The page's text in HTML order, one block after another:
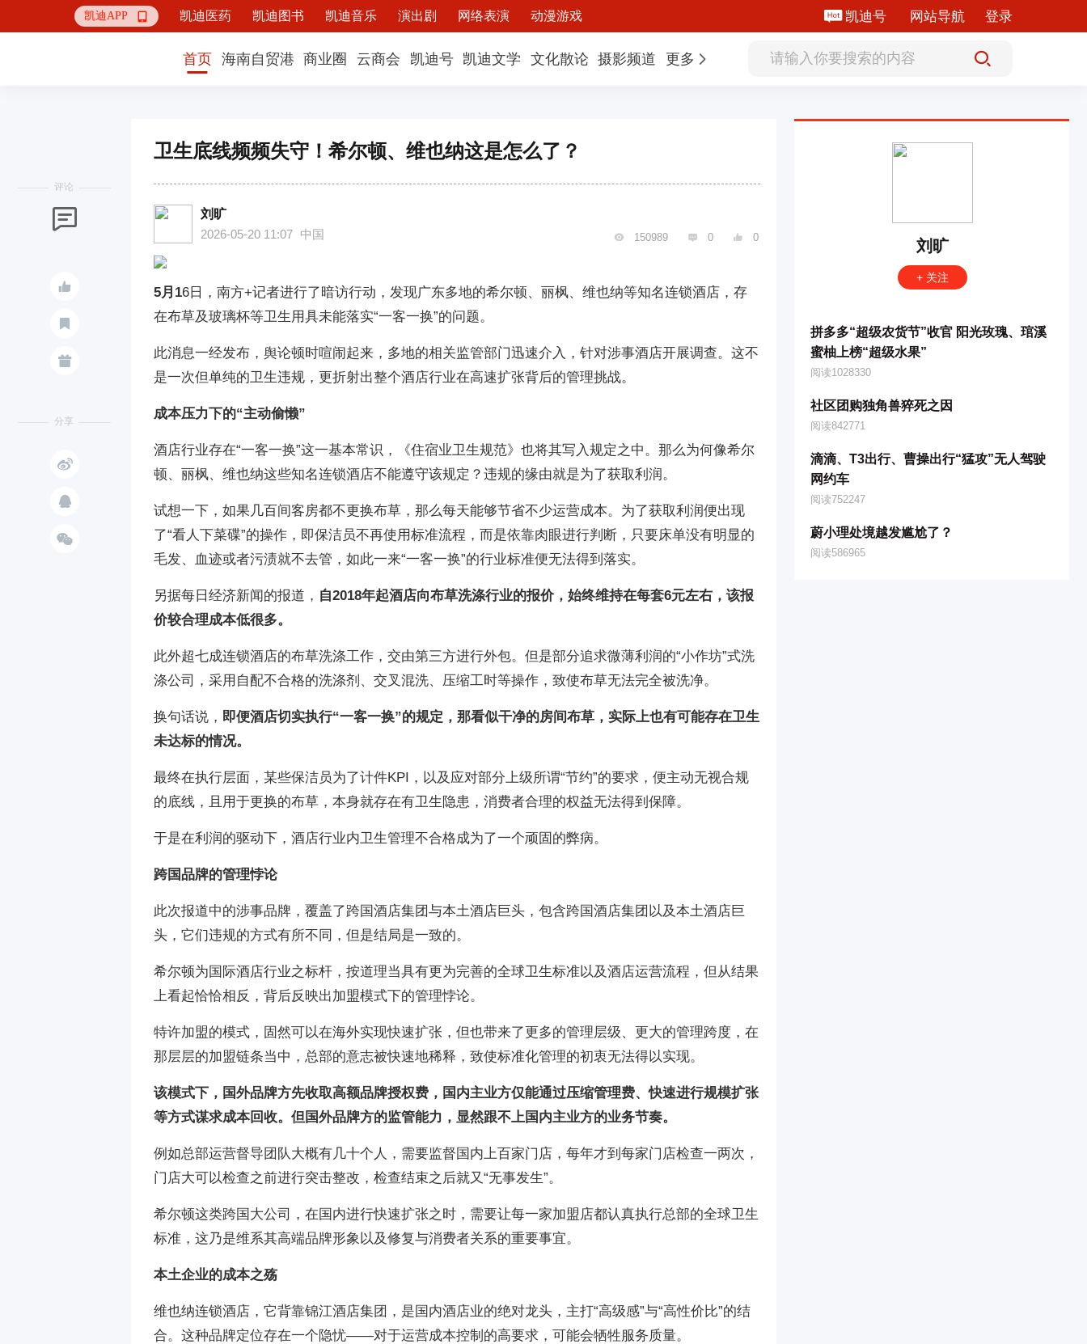
凯迪APP  凯迪医药 凯迪图书 凯迪音乐 演出剧 网络表演 动漫游戏 凯迪号 网站导航 登录
首页 海南自贸港 商业圈 云商会 凯迪号 凯迪文学 文化散论 摄影频道 更多
评论



分享



卫生底线频频失守！希尔顿、维也纳这是怎么了？
刘旷
2026-05-20 11:07 中国  150989  0  0
5月16日，南方+记者进行了暗访行动，发现广东多地的希尔顿、丽枫、维也纳等知名连锁酒店，存
在布草及玻璃杯等卫生用具未能落实“一客一换”的问题。
此消息一经发布，舆论顿时喧闹起来，多地的相关监管部门迅速介入，针对涉事酒店开展调查。这不
是一次但单纯的卫生违规，更折射出整个酒店行业在高速扩张背后的管理挑战。
成本压力下的“主动偷懒”
酒店行业存在“一客一换”这一基本常识，《住宿业卫生规范》也将其写入规定之中。那么为何像希尔
顿、丽枫、维也纳这些知名连锁酒店不能遵守该规定？违规的缘由就是为了获取利润。
试想一下，如果几百间客房都不更换布草，那么每天能够节省不少运营成本。为了获取利润便出现
了“看人下菜碟”的操作，即保洁员不再使用标准流程，而是依靠肉眼进行判断，只要床单没有明显的
毛发、血迹或者污渍就不去管，如此一来“一客一换”的行业标准便无法得到落实。
另据每日经济新闻的报道， 自2018年起酒店向布草洗涤行业的报价，始终维持在每套6元左右，该报
价较合理成本低很多。
此外超七成连锁酒店的布草洗涤工作，交由第三方进行外包。但是部分追求微薄利润的“小作坊”式洗
涤公司，采用自配不合格的洗涤剂、交叉混洗、压缩工时等操作，致使布草无法完全被洗净。
换句话说， 即便酒店切实执行“一客一换”的规定，那看似干净的房间布草，实际上也有可能存在卫生
未达标的情况。
最终在执行层面，某些保洁员为了计件KPI，以及应对部分上级所谓“节约”的要求，便主动无视合规
的底线，且用于更换的布草，本身就存在有卫生隐患，消费者合理的权益无法得到保障。
于是在利润的驱动下，酒店行业内卫生管理不合格成为了一个顽固的弊病。
跨国品牌的管理悖论
此次报道中的涉事品牌，覆盖了跨国酒店集团与本土酒店巨头，包含跨国酒店集团以及本土酒店巨
头，它们违规的方式有所不同，但是结局是一致的。
希尔顿为国际酒店行业之标杆，按道理当具有更为完善的全球卫生标准以及酒店运营流程，但从结果
上看起恰恰相反，背后反映出加盟模式下的管理悖论。
特许加盟的模式，固然可以在海外实现快速扩张，但也带来了更多的管理层级、更大的管理跨度，在
那层层的加盟链条当中，总部的意志被快速地稀释，致使标准化管理的初衷无法得以实现。
该模式下，国外品牌方先收取高额品牌授权费，国内主业方仅能通过压缩管理费、快速进行规模扩张
等方式谋求成本回收。但国外品牌方的监管能力，显然跟不上国内主业方的业务节奏。
例如总部运营督导团队大概有几十个人，需要监督国内上百家门店，每年才到每家门店检查一两次，
门店大可以检查之前进行突击整改，检查结束之后就又“无事发生”。
希尔顿这类跨国大公司，在国内进行快速扩张之时，需要让每一家加盟店都认真执行总部的全球卫生
标准，这乃是维系其高端品牌形象以及修复与消费者关系的重要事宜。
本土企业的成本之殇
维也纳连锁酒店，它背靠锦江酒店集团，是国内酒店业的绝对龙头，主打“高级感”与“高性价比”的结
合。这种品牌定位存在一个隐忧——对于运营成本控制的高要求，可能会牺牲服务质量。
刘旷
+ 关注
拼多多“超级农货节”收官 阳光玫瑰、琯溪
蜜柚上榜“超级水果”
阅读1028330
社区团购独角兽猝死之因
阅读842771
滴滴、T3出行、曹操出行“猛攻”无人驾驶
网约车
阅读752247
蔚小理处境越发尴尬了？
阅读586965